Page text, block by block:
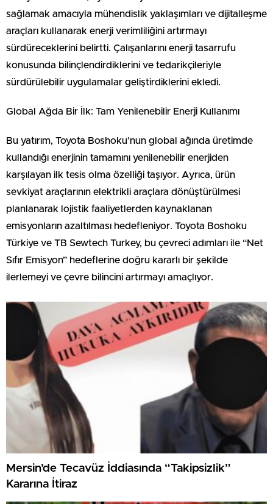
sağlamak amacıyla mühendislik yaklaşımları ve dijitalleşme
araçları kullanarak enerji verimliliğini artırmayı
sürdüreceklerini belirtti. Çalışanlarını enerji tasarrufu
konusunda bilinçlendirdiklerini ve tedarikçileriyle
sürdürülebilir uygulamalar geliştirdiklerini ekledi.
Global Ağda Bir İlk: Tam Yenilenebilir Enerji Kullanımı
Bu yatırım, Toyota Boshoku’nun global ağında üretimde
kullandığı enerjinin tamamını yenilenebilir enerjiden
karşılayan ilk tesis olma özelliği taşıyor. Ayrıca, ürün
sevkiyat araçlarının elektrikli araçlara dönüştürülmesi
planlanarak lojistik faaliyetlerden kaynaklanan
emisyonların azaltılması hedefleniyor. Toyota Boshoku
Türkiye ve TB Sewtech Turkey, bu çevreci adımları ile “Net
Sıfır Emisyon” hedeflerine doğru kararlı bir şekilde
ilerlemeyi ve çevre bilincini artırmayı amaçlıyor.
Mersin’de Tecavüz İddiasında “Takipsizlik”
Kararına İtiraz